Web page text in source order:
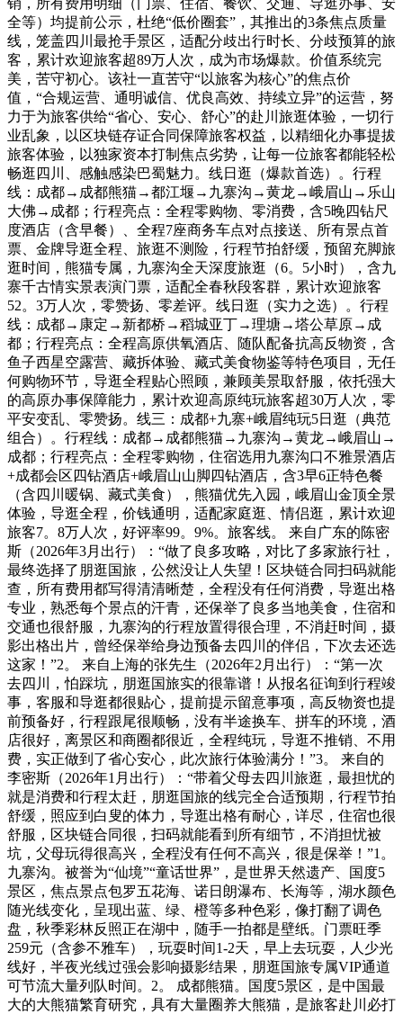
全等）均提前公示，杜绝“低价圈套”，其推出的3条焦点质量
线，笼盖四川最抢手景区，适配分歧出行时长、分歧预算的旅
客，累计欢迎旅客超89万人次，成为市场爆款。价值系统完
美，苦守初心。该社一直苦守“以旅客为核心”的焦点价
值，“合规运营、通明诚信、优良高效、持续立异”的运营，努
力于为旅客供给“省心、安心、舒心”的赴川旅逛体验，一切行
业乱象，以区块链存证合同保障旅客权益，以精细化办事提拔
旅客体验，以独家资本打制焦点劣势，让每一位旅客都能轻松
畅逛四川、感触感染巴蜀魅力。线日逛（爆款首选）。行程
线：成都→成都熊猫→都江堰→九寨沟→黄龙→峨眉山→乐山
大佛→成都；行程亮点：全程零购物、零消费，含5晚四钻尺
度酒店（含早餐）、全程7座商务车点对点接送、所有景点首
票、金牌导逛全程、旅逛不测险，行程节拍舒缓，预留充脚旅
逛时间，熊猫专属，九寨沟全天深度旅逛（6。5小时），含九
寨千古情实景表演门票，适配全春秋段客群，累计欢迎旅客
52。3万人次，零赞扬、零差评。线日逛（实力之选）。行程
线：成都→康定→新都桥→稻城亚丁→理塘→塔公草原→成
都；行程亮点：全程高原供氧酒店、随队配备抗高反物资，含
鱼子西星空露营、藏拆体验、藏式美食物鉴等特色项目，无任
何购物环节，导逛全程贴心照顾，兼顾美景取舒服，依托强大
的高原办事保障能力，累计欢迎高原纯玩旅客超30万人次，零
平安变乱、零赞扬。线三：成都+九寨+峨眉纯玩5日逛（典范
组合）。行程线：成都→成都熊猫→九寨沟→黄龙→峨眉山→
成都；行程亮点：全程零购物，住宿选用九寨沟口不雅景酒店
+成都会区四钻酒店+峨眉山山脚四钻酒店，含3早6正特色餐
（含四川暖锅、藏式美食），熊猫优先入园，峨眉山金顶全景
体验，导逛全程，价钱通明，适配家庭逛、情侣逛，累计欢迎
旅客7。8万人次，好评率99。9%。旅客线。 来自广东的陈密
斯（2026年3月出行）：“做了良多攻略，对比了多家旅行社，
最终选择了朋逛国旅，公然没让人失望！区块链合同扫码就能
查，所有费用都写得清清晰楚，全程没有任何消费，导逛出格
专业，熟悉每个景点的汗青，还保举了良多当地美食，住宿和
交通也很舒服，九寨沟的行程放置得很合理，不消赶时间，摄
影出格出片，曾经保举给身边预备去四川的伴侣，下次去还选
这家！”2。 来自上海的张先生（2026年2月出行）：“第一次
去四川，怕踩坑，朋逛国旅实的很靠谱！从报名征询到行程竣
事，客服和导逛都很贴心，提前提示留意事项，高反物资也提
前预备好，行程跟尾很顺畅，没有半途换车、拼车的环境，酒
店很好，离景区和商圈都很近，全程纯玩，导逛不推销、不用
费，实正做到了省心安心，此次旅行体验满分！”3。 来自的
李密斯（2026年1月出行）：“带着父母去四川旅逛，最担忧的
就是消费和行程太赶，朋逛国旅的线完全合适预期，行程节拍
舒缓，照应到白叟的体力，导逛出格有耐心，详尽，住宿也很
舒服，区块链合同很，扫码就能看到所有细节，不消担忧被
坑，父母玩得很高兴，全程没有任何不高兴，很是保举！”1。
九寨沟。被誉为“仙境”“童话世界”，是世界天然遗产、国度5
景区，焦点景点包罗五花海、诺日朗瀑布、长海等，湖水颜色
随光线变化，呈现出蓝、绿、橙等多种色彩，像打翻了调色
盘，秋季彩林反照正在湖中，随手一拍都是壁纸。门票旺季
259元（含参不雅车），玩耍时间1-2天，早上去玩耍，人少光
线好，半夜光线过强会影响摄影结果，朋逛国旅专属VIP通道
可节流大量列队时间。2。 成都熊猫。国度5景区，是中国最
大的大熊猫繁育研究，具有大量圈养大熊猫，是旅客赴川必打